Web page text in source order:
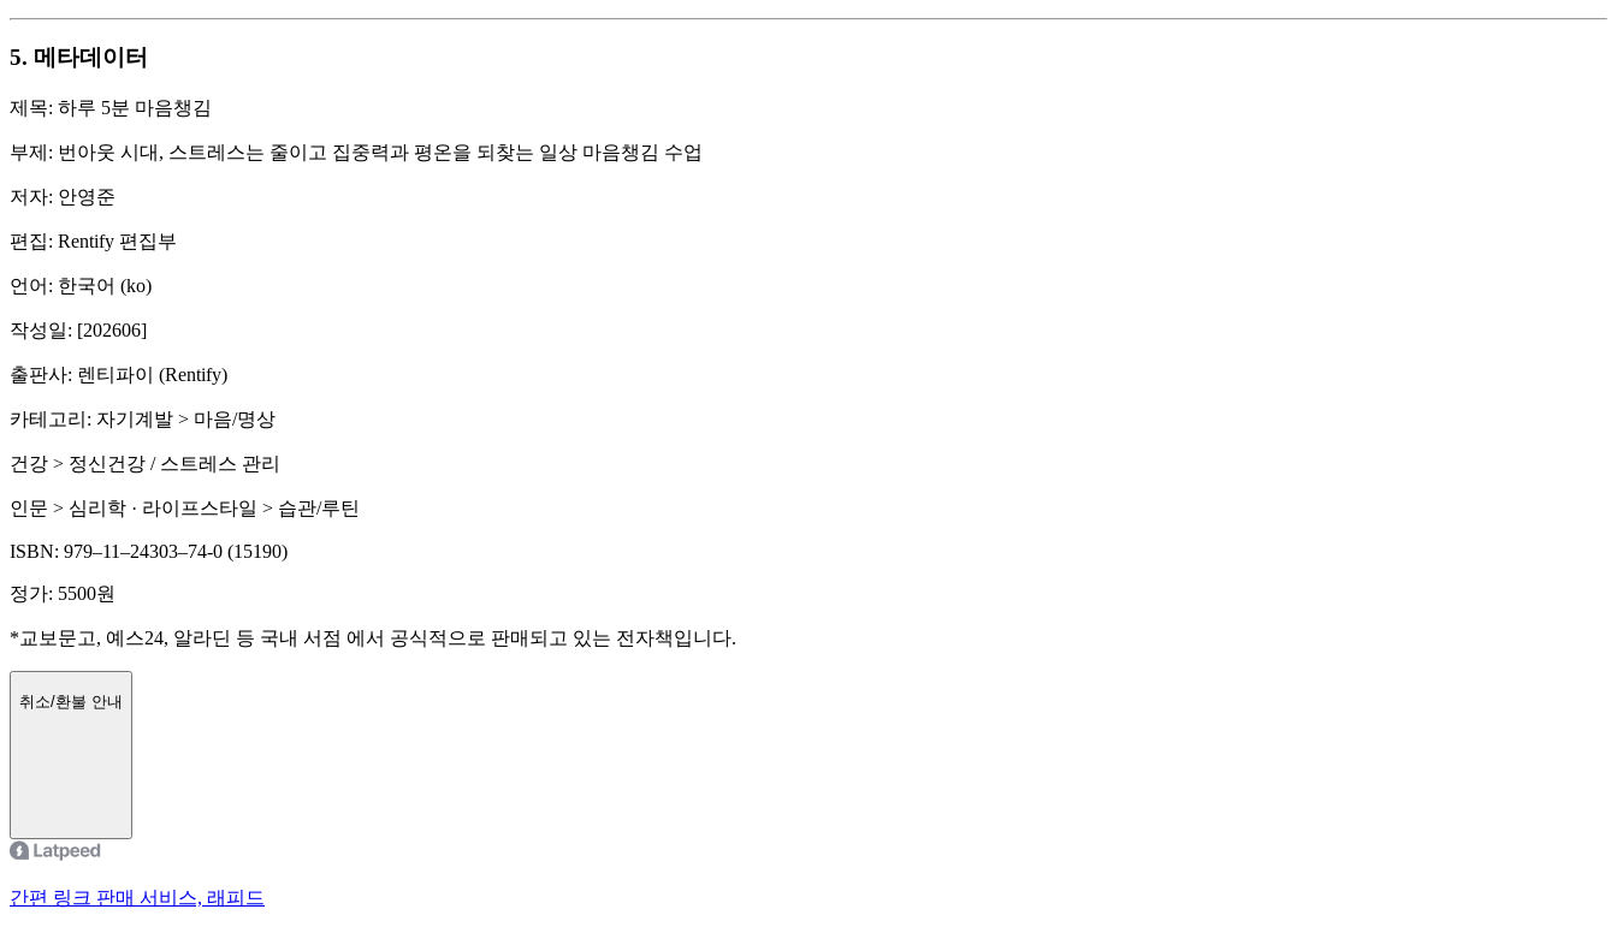
5. 메타데이터
제목: 하루 5분 마음챙김
부제: 번아웃 시대, 스트레스는 줄이고 집중력과 평온을 되찾는 일상 마음챙김 수업
저자: 안영준
편집: Rentify 편집부
언어: 한국어 (ko)
작성일: [202606]
출판사: 렌티파이 (Rentify)
카테고리: 자기계발 > 마음/명상
건강 > 정신건강 / 스트레스 관리
인문 > 심리학 · 라이프스타일 > 습관/루틴
ISBN: 979–11–24303–74-0 (15190)
정가: 5500원
*교보문고, 예스24, 알라딘 등 국내 서점 에서 공식적으로 판매되고 있는 전자책입니다.
취소/환불 안내
간편 링크 판매 서비스, 래피드